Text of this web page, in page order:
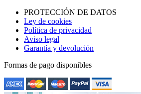
PROTECCIÓN DE DATOS
Ley de cookies
Política de privacidad
Aviso legal
Garantía y devolución
Formas de pago disponibles